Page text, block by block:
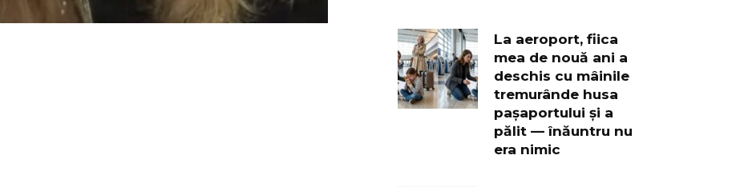
La aeroport, fiica
mea de nouă ani a
deschis cu mâinile
tremurânde husa
pașaportului și a
pălit — înăuntru nu
era nimic